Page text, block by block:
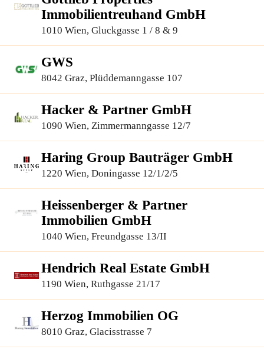
Immobilientreuhand GmbH
1010 Wien, Gluckgasse 1 / 8 & 9
GWS
8042 Graz, Plüddemanngasse 107
Hacker & Partner GmbH
1090 Wien, Zimmermanngasse 12/7
Haring Group Bauträger GmbH
1220 Wien, Doningasse 12/1/2/5
Heissenberger & Partner
Immobilien GmbH
1040 Wien, Freundgasse 13/II
Hendrich Real Estate GmbH
1190 Wien, Ruthgasse 21/17
Herzog Immobilien OG
8010 Graz, Glacisstrasse 7